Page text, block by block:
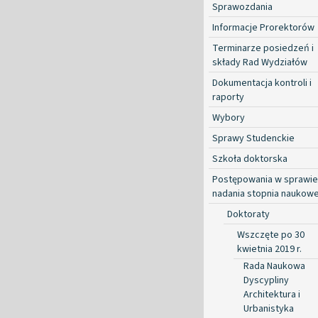
Sprawozdania
Informacje Prorektorów
Terminarze posiedzeń i
składy Rad Wydziałów
Dokumentacja kontroli i
raporty
Wybory
Sprawy Studenckie
Szkoła doktorska
Postępowania w sprawie
nadania stopnia
Doktoraty
Wszczęte po 30
kwietnia 2019 r.
Rada Naukowa
Dyscypliny
Architektura i
Urbanistyka